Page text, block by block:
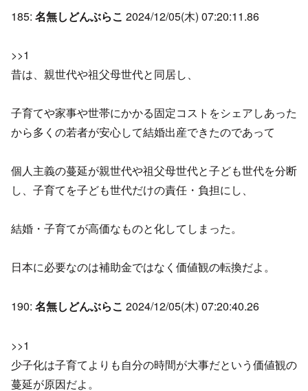
185: 名無しどんぶらこ 2024/12/05(木) 07:20:11.86
>>1
昔は、親世代や祖父母世代と同居し、
子育てや家事や世帯にかかる固定コストをシェアしあった
から多くの若者が安心して結婚出産できたのであって
個人主義の蔓延が親世代や祖父母世代と子ども世代を分断
し、子育てを子ども世代だけの責任・負担にし、
結婚・子育てが高価なものと化してしまった。
日本に必要なのは補助金ではなく価値観の転換だよ。
190: 名無しどんぶらこ 2024/12/05(木) 07:20:40.26
>>1
少子化は子育てよりも自分の時間が大事だという価値観の
蔓延が原因だよ。